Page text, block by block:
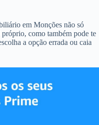
em Monções não só
como também pode te
a opção errada ou caia